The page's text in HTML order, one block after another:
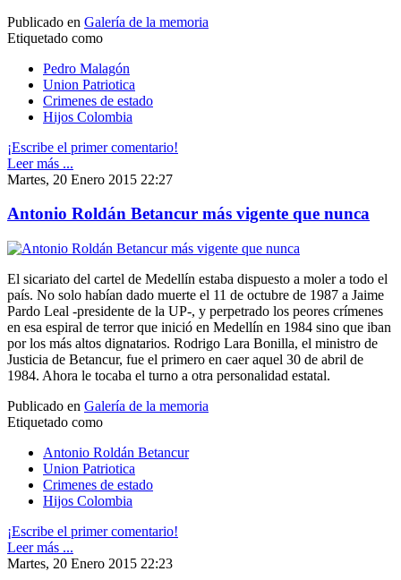
Publicado en Galería de la memoria
Etiquetado como
Pedro Malagón
Union Patriotica
Crimenes de estado
Hijos Colombia
¡Escribe el primer comentario!
Leer más ...
Martes, 20 Enero 2015 22:27
Antonio Roldán Betancur más vigente que nunca
El sicariato del cartel de Medellín estaba dispuesto a moler a todo el
país. No solo habían dado muerte el 11 de octubre de 1987 a Jaime
Pardo Leal -presidente de la UP-, y perpetrado los peores crímenes
en esa espiral de terror que inició en Medellín en 1984 sino que iban
por los más altos dignatarios. Rodrigo Lara Bonilla, el ministro de
Justicia de Betancur, fue el primero en caer aquel 30 de abril de
1984. Ahora le tocaba el turno a otra personalidad estatal.
Publicado en Galería de la memoria
Etiquetado como
Antonio Roldán Betancur
Union Patriotica
Crimenes de estado
Hijos Colombia
¡Escribe el primer comentario!
Leer más ...
Martes, 20 Enero 2015 22:23